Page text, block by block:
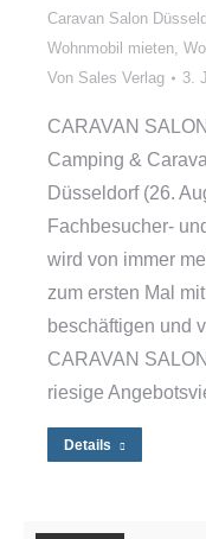
Caravan Salon
Wohnmobil mieten,
Von Sales Verlag 3.
CARAVAN
Camping &
Düsseldorf (26.
Fachbesucher-
wird von immer
zum ersten Mal
beschäftigen und
CARAVAN
riesige
Details